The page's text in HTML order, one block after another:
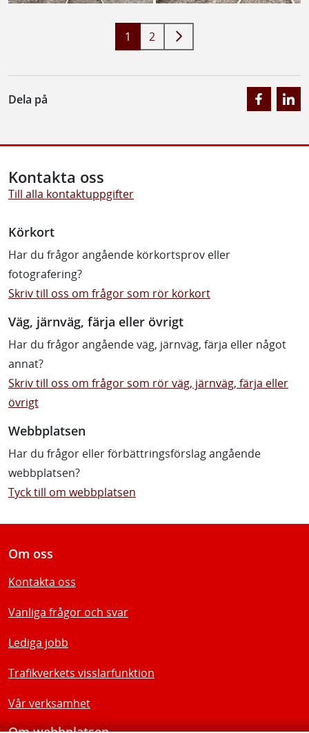
1 2
Dela på
Kontakta oss
Till alla kontaktuppgifter
Körkort
Har du frågor angående körkortsprov eller
fotografering?
Skriv till oss om frågor som rör körkort
Väg, järnväg, färja eller övrigt
Har du frågor angående väg, järnväg, färja eller något
annat?
Skriv till oss om frågor som rör väg, järnväg, färja eller
övrigt
Webbplatsen
Har du frågor eller förbättringsförslag angående
webbplatsen?
Tyck till om webbplatsen
Om oss
Kontakta oss
Vanliga frågor och svar
Lediga jobb
Trafikverkets visslarfunktion
Vår verksamhet